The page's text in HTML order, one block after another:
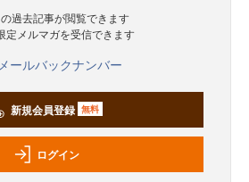
の過去記事が閲覧できます
定メルマガを受信できます
メールバックナンバー
新規会員登録 無料
ログイン